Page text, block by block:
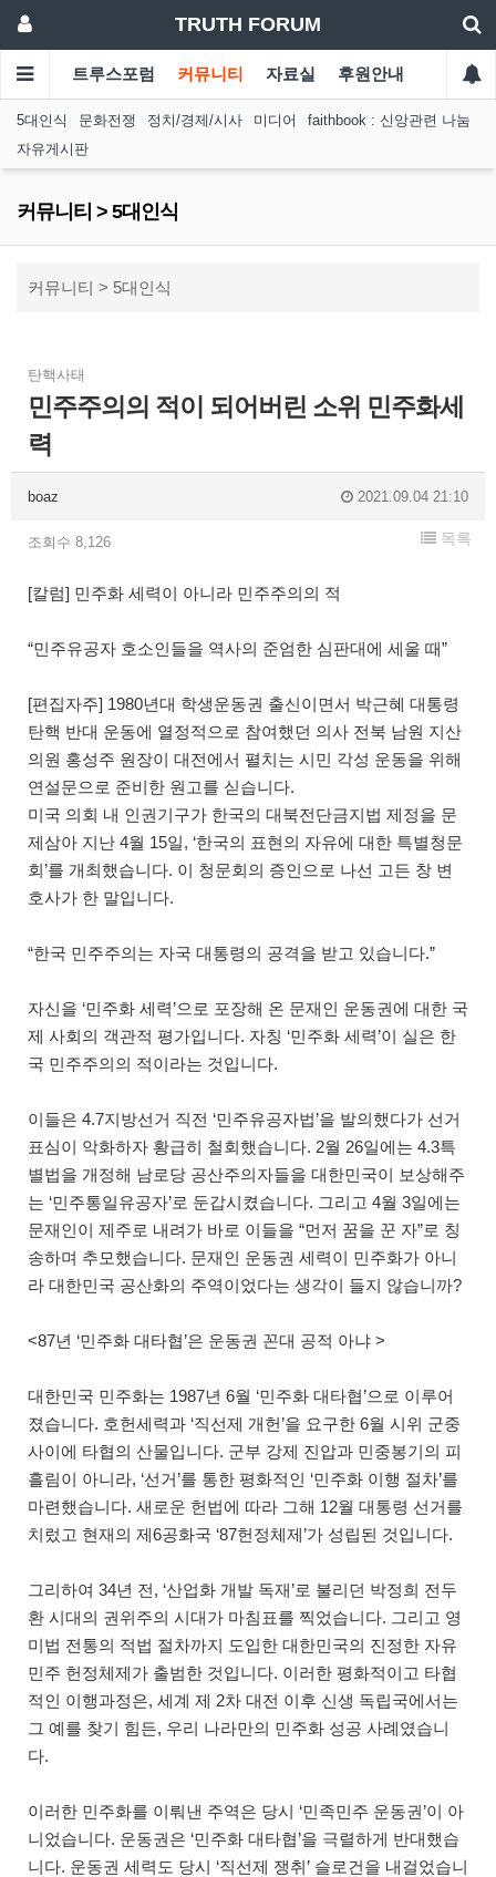
TRUTH FORUM
트루스포럼 커뮤니티 자료실 후원안내
5대인식 문화전쟁 정치/경제/시사 미디어
faithbook : 신앙관련 나눔
자유게시판
커뮤니티 > 5대인식
커뮤니티 > 5대인식
탄핵사태
민주주의의 적이 되어버린 소위 민주화세
력
boaz 2021.09.04 21:10
조회수 8,126 목록
[칼럼] 민주화 세력이 아니라 민주주의의 적
“민주유공자 호소인들을 역사의 준엄한 심판대에 세울 때”
[편집자주] 1980년대 학생운동권 출신이면서 박근혜 대통령
탄핵 반대 운동에 열정적으로 참여했던 의사 전북 남원 지산
의원 홍성주 원장이 대전에서 펼치는 시민 각성 운동을 위해
연설문으로 준비한 원고를 싣습니다.
미국 의회 내 인권기구가 한국의 대북전단금지법 제정을 문
제삼아 지난 4월 15일, ‘한국의 표현의 자유에 대한 특별청문
회’를 개최했습니다. 이 청문회의 증인으로 나선 고든 창 변
호사가 한 말입니다.
“한국 민주주의는 자국 대통령의 공격을 받고 있습니다.”
자신을 ‘민주화 세력’으로 포장해 온 문재인 운동권에 대한 국
제 사회의 객관적 평가입니다. 자칭 ‘민주화 세력’이 실은 한
국 민주주의의 적이라는 것입니다.
이들은 4.7지방선거 직전 ‘민주유공자법’을 발의했다가 선거
표심이 악화하자 황급히 철회했습니다. 2월 26일에는 4.3특
별법을 개정해 남로당 공산주의자들을 대한민국이 보상해주
는 ‘민주통일유공자’로 둔갑시켰습니다. 그리고 4월 3일에는
문재인이 제주로 내려가 바로 이들을 “먼저 꿈을 꾼 자”로 칭
송하며 추모했습니다. 문재인 운동권 세력이 민주화가 아니
라 대한민국 공산화의 주역이었다는 생각이 들지 않습니까?
<87년 ‘민주화 대타협’은 운동권 꼰대 공적 아냐 >
대한민국 민주화는 1987년 6월 ‘민주화 대타협’으로 이루어
졌습니다. 호헌세력과 ‘직선제 개헌’을 요구한 6월 시위 군중
사이에 타협의 산물입니다. 군부 강제 진압과 민중봉기의 피
흘림이 아니라, ‘선거’를 통한 평화적인 ‘민주화 이행 절차’를
마련했습니다. 새로운 헌법에 따라 그해 12월 대통령 선거를
치렀고 현재의 제6공화국 ‘87헌정체제’가 성립된 것입니다.
그리하여 34년 전, ‘산업화 개발 독재’로 불리던 박정희 전두
환 시대의 권위주의 시대가 마침표를 찍었습니다. 그리고 영
미법 전통의 적법 절차까지 도입한 대한민국의 진정한 자유
민주 헌정체제가 출범한 것입니다. 이러한 평화적이고 타협
적인 이행과정은, 세계 제 2차 대전 이후 신생 독립국에서는
그 예를 찾기 힘든, 우리 나라만의 민주화 성공 사례였습니
다.
이러한 민주화를 이뤄낸 주역은 당시 ‘민족민주 운동권’이 아
니었습니다. 운동권은 ‘민주화 대타협’을 극렬하게 반대했습
니다. 운동권 세력도 당시 ‘직선제 쟁취’ 슬로건을 내걸었습니